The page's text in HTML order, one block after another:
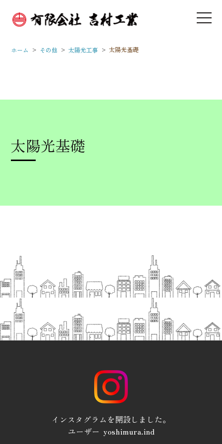
ホーム > その他 > 太陽光工事 > 太陽光基礎
太陽光基礎
インスタグラムを開設しました。
ユーザー yoshimura.ind